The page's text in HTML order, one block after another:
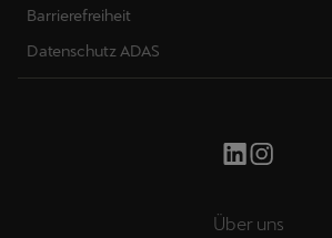
Barrierefreiheit
Datenschutz ADAS
Über uns